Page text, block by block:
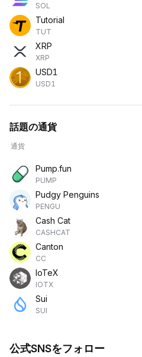
SOL
Tutorial
TUT
XRP
XRP
USD1
USD1
話題の通貨
通貨
Pump.fun
PUMP
Pudgy Penguins
PENGU
Cash Cat
CASHCAT
Canton
CC
IoTeX
IOTX
Sui
SUI
公式SNSをフォロー